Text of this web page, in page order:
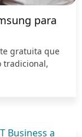
para
gratuita que
tradicional,